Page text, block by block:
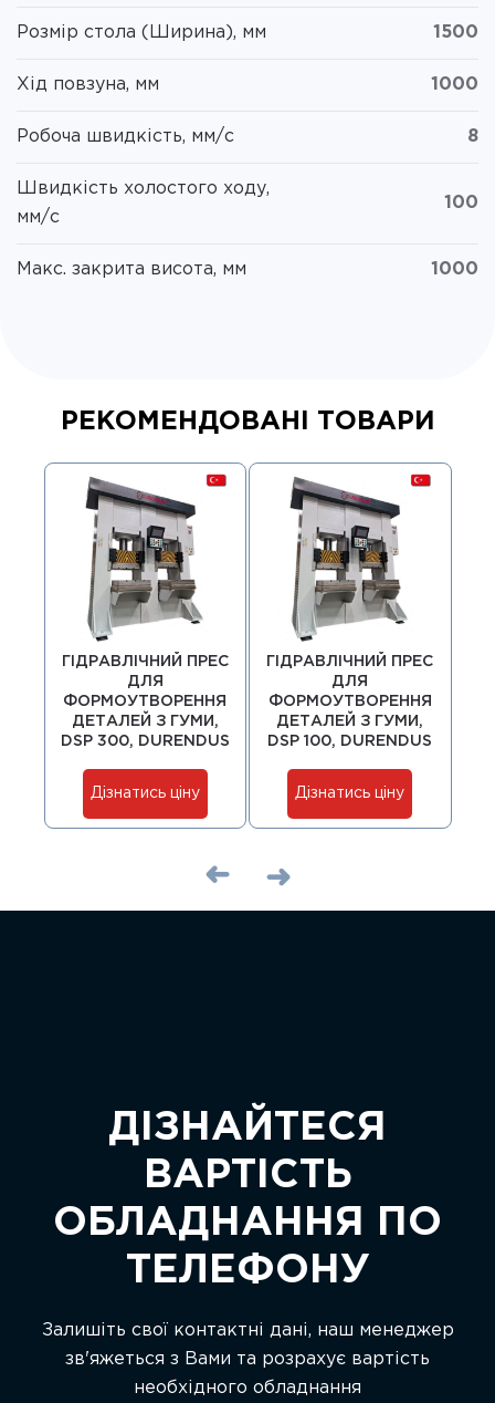
Розмір стола (Ширина), мм 1500
Хід повзуна, мм 1000
Робоча швидкість, мм/с 8
Швидкість холостого ходу,
мм/с
100
Макс. закрита висота, мм 1000
РЕКОМЕНДОВАНІ ТОВАРИ
ГІДРАВЛІЧНИЙ ПРЕС
ДЛЯ
ФОРМОУТВОРЕННЯ
ДЕТАЛЕЙ З ГУМИ,
DSP 300, DURENDUS
Дізнатись ціну
ГІДРАВЛІЧНИЙ ПРЕС
ДЛЯ
ФОРМОУТВОРЕННЯ
ДЕТАЛЕЙ З ГУМИ,
DSP 100, DURENDUS
Дізнатись ціну
ДІЗНАЙТЕСЯ
ВАРТІСТЬ
ОБЛАДНАННЯ ПО
ТЕЛЕФОНУ
Залишіть свої контактні дані, наш менеджер
зв'яжеться з Вами та розрахує вартість
необхідного обладнання